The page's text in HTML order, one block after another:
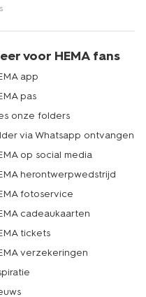
Daar heb je een ruime
Dat is echt HEMA.
voor HEMA fans
app
pas
onze folders
via Whatsapp ontvangen
op social media
herontwerpwedstrijd
fotoservice
cadeaukaarten
tickets
verzekeringen